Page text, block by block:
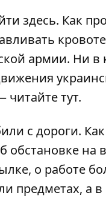
здесь. Как
армии. Ни в
читайтетут.
с дороги.
обстановке на
, о работе
предметах, а